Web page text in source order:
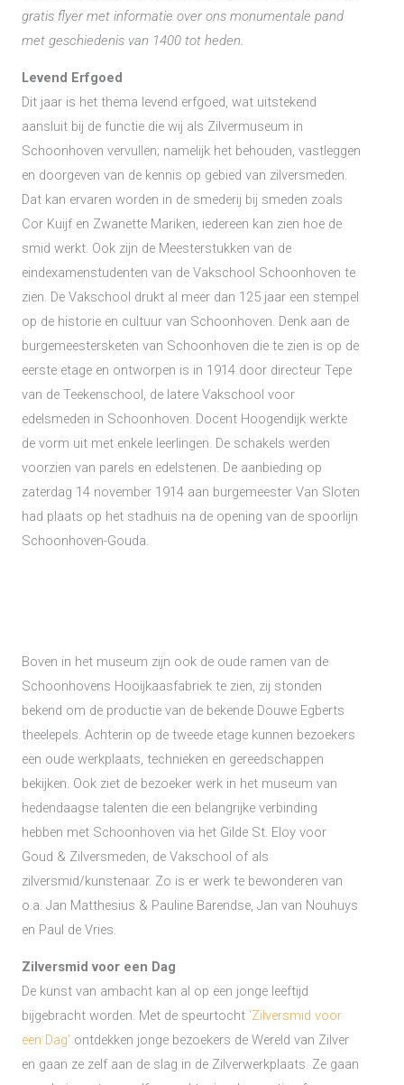
gratis flyer met informatie over ons monumentale pand
met geschiedenis van 1400 tot heden.
Levend Erfgoed
Dit jaar is het thema levend erfgoed, wat uitstekend
aansluit bij de functie die wij als Zilvermuseum in
Schoonhoven vervullen; namelijk het behouden, vastleggen
en doorgeven van de kennis op gebied van zilversmeden.
Dat kan ervaren worden in de smederij bij smeden zoals
Cor Kuijf en Zwanette Mariken, iedereen kan zien hoe de
smid werkt. Ook zijn de Meesterstukken van de
eindexamenstudenten van de Vakschool Schoonhoven te
zien. De Vakschool drukt al meer dan 125 jaar een stempel
op de historie en cultuur van Schoonhoven. Denk aan de
burgemeestersketen van Schoonhoven die te zien is op de
eerste etage en ontworpen is in 1914 door directeur Tepe
van de Teekenschool, de latere Vakschool voor
edelsmeden in Schoonhoven. Docent Hoogendijk werkte
de vorm uit met enkele leerlingen. De schakels werden
voorzien van parels en edelstenen. De aanbieding op
zaterdag 14 november 1914 aan burgemeester Van Sloten
had plaats op het stadhuis na de opening van de spoorlijn
Schoonhoven-Gouda.
Boven in het museum zijn ook de oude ramen van de
Schoonhovens Hooijkaasfabriek te zien, zij stonden
bekend om de productie van de bekende Douwe Egberts
theelepels. Achterin op de tweede etage kunnen bezoekers
een oude werkplaats, technieken en gereedschappen
bekijken. Ook ziet de bezoeker werk in het museum van
hedendaagse talenten die een belangrijke verbinding
hebben met Schoonhoven via het Gilde St. Eloy voor
Goud & Zilversmeden, de Vakschool of als
zilversmid/kunstenaar. Zo is er werk te bewonderen van
o.a. Jan Matthesius & Pauline Barendse, Jan van Nouhuys
en Paul de Vries.
Zilversmid voor een Dag
De kunst van ambacht kan al op een jonge leeftijd
bijgebracht worden. Met de speurtocht ‘Zilversmid voor
een Dag’ ontdekken jonge bezoekers de Wereld van Zilver
en gaan ze zelf aan de slag in de Zilverwerkplaats. Ze gaan